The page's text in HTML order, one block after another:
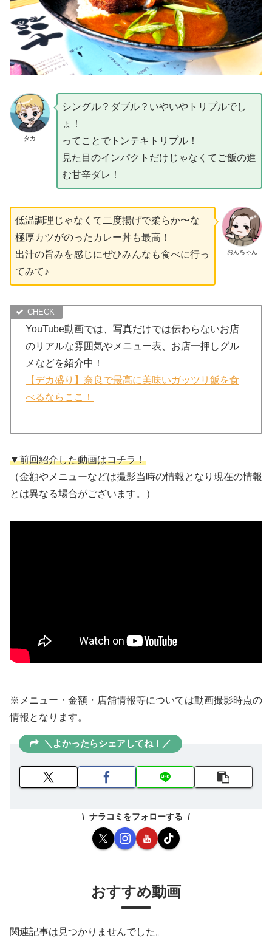
タカ
シングル？ダブル？いやいやトリプルでし
ょ！
ってことでトンテキトリプル！
見た目のインパクトだけじゃなくてご飯の進
む甘辛ダレ！
おんちゃん
低温調理じゃなくて二度揚げで柔らか〜な
極厚カツがのったカレー丼も最高！
出汁の旨みを感じにぜひみんなも食べに行っ
てみて♪
YouTube動画では、写真だけでは伝わらないお店
のリアルな雰囲気やメニュー表、お店一押しグル
メなどを紹介中！
【デカ盛り】奈良で最高に美味いガッツリ飯を食
べるならここ！
▼前回紹介した動画はコチラ！
（金額やメニューなどは撮影当時の情報となり現在の情報
とは異なる場合がございます。）
※メニュー・金額・店舗情報等については動画撮影時点の
情報となります。
＼よかったらシェアしてね！／
ナラコミをフォローする
おすすめ動画
関連記事は見つかりませんでした。